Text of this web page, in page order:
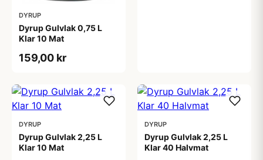
DYRUP
Dyrup Gulvlak 0,75 L
Klar 10 Mat
159,00 kr
DYRUP
Dyrup Gulvlak 2,25 L
Klar 10 Mat
DYRUP
Dyrup Gulvlak 2,25 L
Klar 40 Halvmat